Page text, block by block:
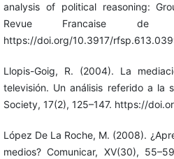
analysis of political reasoning:
Revue Francaise de
https://doi.org/10.3917/
Llopis-Goig, R. (2004). La
televisión. Un análisis referido a la
Society, 17(2), 125–147. https://
López De La Roche, M. (2008).
medios? Comunicar, XV(30),